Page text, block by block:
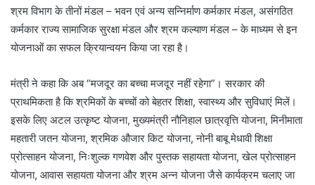
श्रम विभाग के तीनों मंडल – भवन एवं अन्य सन्निर्माण कर्मकार मंडल, असंगठित
कर्मकार राज्य सामाजिक सुरक्षा मंडल और श्रम कल्याण मंडल – के माध्यम से इन
योजनाओं का सफल क्रियान्वयन किया जा रहा है।
मंत्री ने कहा कि अब “मजदूर का बच्चा मजदूर नहीं रहेगा”। सरकार की
प्राथमिकता है कि श्रमिकों के बच्चों को बेहतर शिक्षा, स्वास्थ्य और सुविधाएं मिलें।
इसके लिए अटल उत्कृष्ट योजना, मुख्यमंत्री नौनिहाल छात्रवृत्ति योजना, मिनीमाता
महतारी जतन योजना, श्रमिक औजार किट योजना, नोनी बाबू मेधावी शिक्षा
प्रोत्साहन योजना, निःशुल्क गणवेश और पुस्तक सहायता योजना, खेल प्रोत्साहन
योजना, आवास सहायता योजना और श्रम अन्न योजना जैसे कार्यक्रम चलाए जा